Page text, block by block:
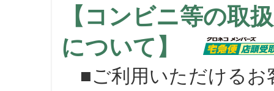
【コンビニ等の取
について】
■ご利用いただけるお